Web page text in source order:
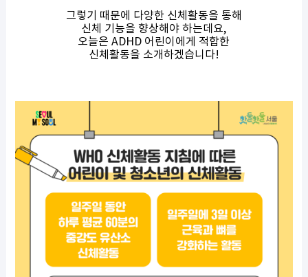
그렇기 때문에 다양한 신체활동을 통해
신체 기능을 향상해야 하는데요,
오늘은 ADHD 어린이에게 적합한
신체활동을 소개하겠습니다!